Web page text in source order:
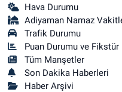
Hava Durumu
Adiyaman Namaz
Trafik Durumu
Puan Durumu ve Fikstür
Tüm Manşetler
Son Dakika Haberleri
Haber Arşivi